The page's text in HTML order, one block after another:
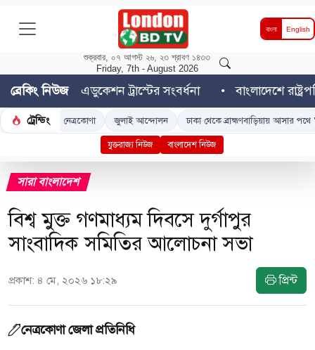
বাংলা English
শুক্রবার, ০৭ আগস্ট ২৬, ২৩ শ্রাবণ ১৪৩৩
Friday, 7th - August 2026
ব্রেকিং নিউজ
এডুকেশন ট্রাস্টের সংবর্ধনা বাংলাদেশে রাষ্ট্রপতি
ট্রেন্ডিং
নেত্রকোণা জুলাই আন্দোলন ঢাকা থেকে ব্রাহ্মণবাড়িয়ায় আসার পথে 'ডুয়েট'
যুক্তরাজ্য নিউজ বাংলাদেশ নিউজ
সারা বাংলাদেশ
বিশ্ব মুক্ত গণমাধ্যম দিবসে দুর্গাপুর
সাংবাদিক সমিতির আলোচনা সভা
প্রকাশ: ৪ মে, ২০২৬ ১৮:২৯ প্রিন্ট
নেত্রকোণা জেলা প্রতিনিধি